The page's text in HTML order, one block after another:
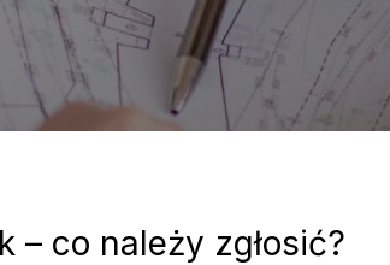
– co należy zgłosić?